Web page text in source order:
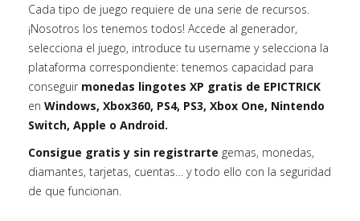
Cada tipo de juego requiere de una serie de recursos.
¡Nosotros los tenemos todos! Accede al generador,
selecciona el juego, introduce tu username y selecciona la
plataforma correspondiente: tenemos capacidad para
conseguir monedas lingotes XP gratis de EPICTRICK
en Windows, Xbox360, PS4, PS3, Xbox One, Nintendo
Switch, Apple o Android.
Consigue gratis y sin registrarte gemas, monedas,
diamantes, tarjetas, cuentas… y todo ello con la seguridad
de que funcionan.